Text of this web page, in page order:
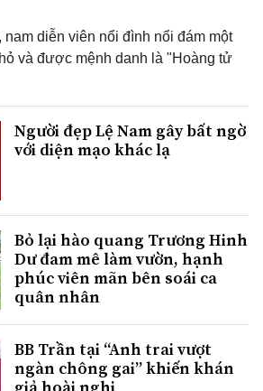
nam diễn viên nổi đình nổi đám một
và được mệnh danh là "Hoàng tử
Người đẹp Lệ Nam gây bất ngờ
với diện mạo khác lạ
Bỏ lại hào quang Trương Hinh
Dư đam mê làm vườn, hạnh
phúc viên mãn bên soái ca
quân nhân
BB Trần tại “Anh trai vượt
ngàn chông gai” khiến khán